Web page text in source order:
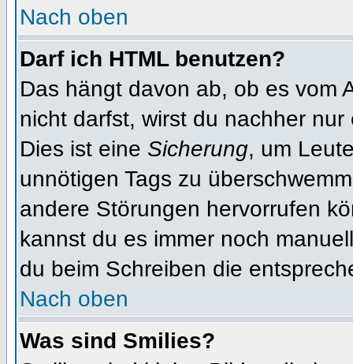
Nach oben
Darf ich HTML benutzen?
Das hängt davon ab, ob es vom
nicht darfst, wirst du nachher
Dies ist eine Sicherung, um
unnötigen Tags zu
andere Störungen hervorrufen
kannst du es immer noch
du beim Schreiben die
Nach oben
Was sind Smilies?